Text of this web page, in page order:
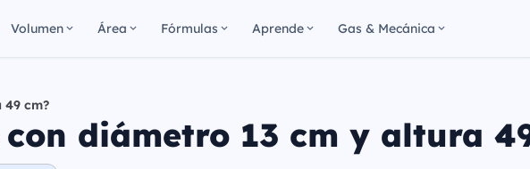
Volumen Área Fórmulas Aprende Gas & Mecánica
cm?
diámetro 13 cm y altura